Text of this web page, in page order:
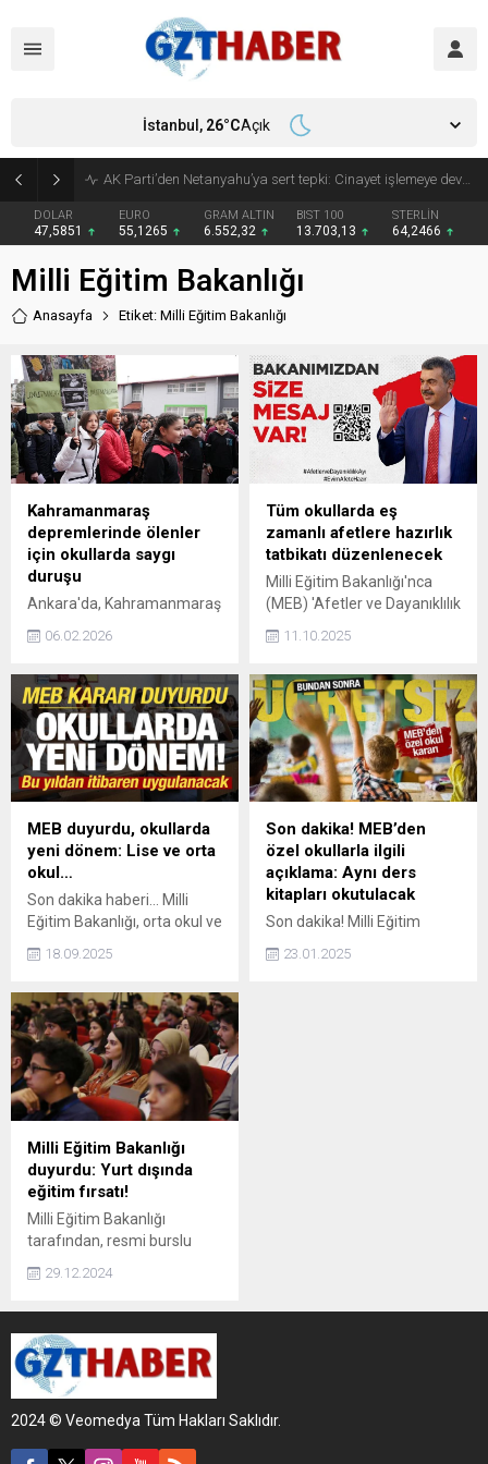
Son Dakika: Etimesgut Belediye Başkanı Erdal Beşikçioğlu görevden uzaklaştırıldı
DOLAR
47,5851
EURO
55,1265
GRAM ALTIN
6.552,32
BIST 100
13.703,13
STERLİN
64,2466
İstanbul, 26°CAçık
Milli Eğitim Bakanlığı
Anasayfa Etiket: Milli Eğitim Bakanlığı
Kahramanmaraş
depremlerinde ölenler
için okullarda saygı
duruşu
Ankara'da, Kahramanmaraş
depremlerinin 3'üncü yılında,
kaybedenler için Milli Eğitim
Bakanlığı'na bağlı okullarda
1 dakikalık saygı duruşunda
bulunuldu.
06.02.2026
Tüm okullarda eş
zamanlı afetlere hazırlık
tatbikatı düzenlenecek
Milli Eğitim Bakanlığı'nca
(MEB) 'Afetler ve Dayanıklılık
13 Ekim Pazartesi günü tüm
tatbikat düzenlenecek.
Öğrenciler, afetlere karşı
hazırlık bilincini aileleriyle
birlikte pekiştirecek.
11.10.2025
MEB duyurdu, okullarda
yeni dönem: Lise ve orta
okul…
Son dakika haberi... Milli
Eğitim Bakanlığı, orta okul ve
uygulamayı devreye alıyor.
öğrencilere mesleki ilgi ve
beceri envanterleri
uygulaması yapılacak.
18.09.2025
Son dakika! MEB’den
özel okullarla ilgili
açıklama: Aynı ders
kitapları okutulacak
Son dakika! Milli Eğitim
paylaşılan açıklamada, "Özel
23.01.2025
Milli Eğitim Bakanlığı
duyurdu: Yurt dışında
eğitim fırsatı!
Milli Eğitim Bakanlığı
tarafından, resmi burslu
görmek üzere 668
29.12.2024
2024 © Veomedya Tüm Hakları Saklıdır.